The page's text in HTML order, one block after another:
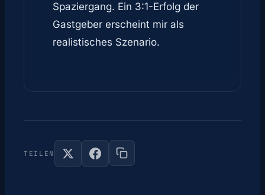
Spaziergang. Ein 3:1-Erfolg der
Gastgeber erscheint mir als
realistisches Szenario.
TEILEN